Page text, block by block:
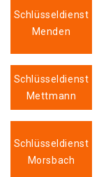
Schlüsseldienst
Menden
Schlüsseldienst
Mettmann
Schlüsseldienst
Morsbach